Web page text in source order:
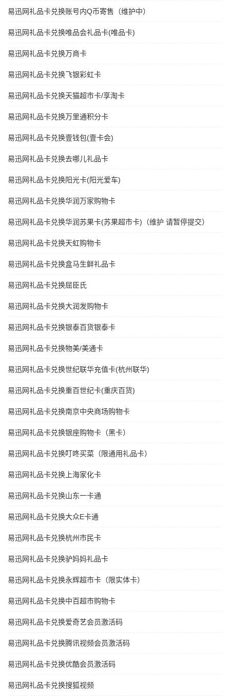
易迅网礼品卡兑换账号内Q币寄售（维护中）
易迅网礼品卡兑换唯品会礼品卡(唯品卡)
易迅网礼品卡兑换万商卡
易迅网礼品卡兑换飞银彩虹卡
易迅网礼品卡兑换天猫超市卡/享淘卡
易迅网礼品卡兑换万里通积分卡
易迅网礼品卡兑换壹钱包(壹卡会)
易迅网礼品卡兑换去哪儿礼品卡
易迅网礼品卡兑换阳光卡(阳光爱车)
易迅网礼品卡兑换华润万家购物卡
易迅网礼品卡兑换华润苏果卡(苏果超市卡)（维护 请暂停提交）
易迅网礼品卡兑换天虹购物卡
易迅网礼品卡兑换盒马生鲜礼品卡
易迅网礼品卡兑换屈臣氏
易迅网礼品卡兑换大润发购物卡
易迅网礼品卡兑换银泰百货银泰卡
易迅网礼品卡兑换物美/美通卡
易迅网礼品卡兑换世纪联华充值卡(杭州联华)
易迅网礼品卡兑换重百世纪卡(重庆百货)
易迅网礼品卡兑换南京中央商场购物卡
易迅网礼品卡兑换银座购物卡（黑卡）
易迅网礼品卡兑换叮咚买菜（限通用礼品卡）
易迅网礼品卡兑换上海家化卡
易迅网礼品卡兑换山东一卡通
易迅网礼品卡兑换大众E卡通
易迅网礼品卡兑换杭州市民卡
易迅网礼品卡兑换驴妈妈礼品卡
易迅网礼品卡兑换永辉超市卡（限实体卡）
易迅网礼品卡兑换中百超市购物卡
易迅网礼品卡兑换爱奇艺会员激活码
易迅网礼品卡兑换腾讯视频会员激活码
易迅网礼品卡兑换优酷会员激活码
易迅网礼品卡兑换搜狐视频